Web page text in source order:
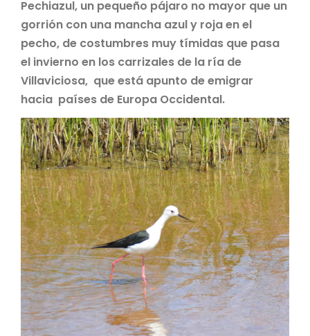
Pechiazul, un pequeño pájaro no mayor que un
gorrión con una mancha azul y roja en el
pecho, de costumbres muy tímidas que pasa
el invierno en los carrizales de la ría de
Villaviciosa, que está apunto de emigrar
hacia países de Europa Occidental.